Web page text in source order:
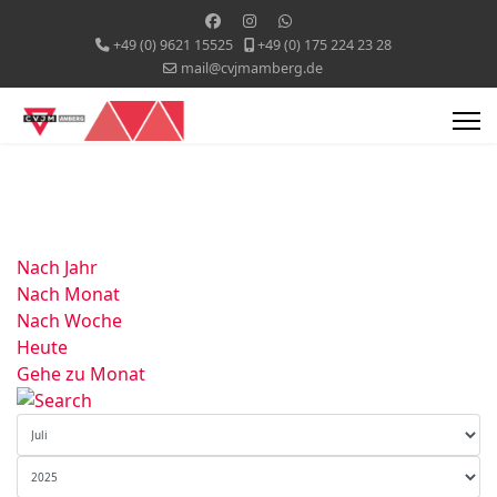
+49 (0) 9621 15525
+49 (0) 175 224 23 28
mail@cvjmamberg.de
Nach Jahr
Nach Monat
Nach Woche
Heute
Gehe zu Monat